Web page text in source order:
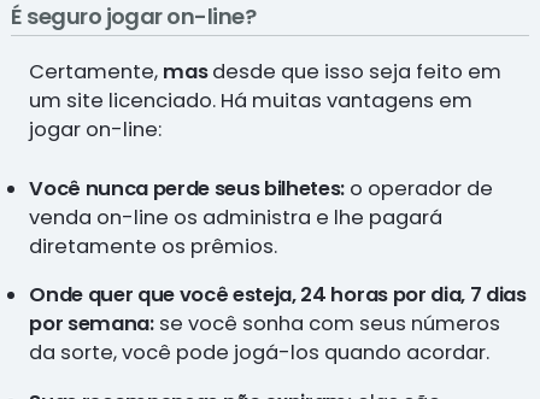
É seguro jogar on-line?
Certamente, masdesde que isso seja feito em
um site licenciado. Há muitas vantagens em
jogar on-line:
Você nunca perde seus bilhetes: o operador de
venda on-line os administra e lhe pagará
diretamente os prêmios.
Onde quer que você esteja, 24 horas por dia, 7 dias
por semana:se você sonha com seus números
da sorte, você pode jogá-los quando acordar.